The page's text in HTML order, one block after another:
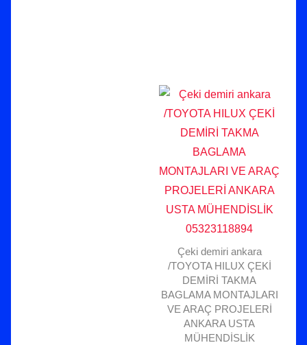
Çeki demiri ankara
/TOYOTA HILUX ÇEKİ
DEMİRİ TAKMA
BAGLAMA MONTAJLARI
VE ARAÇ PROJELERİ
ANKARA USTA
MÜHENDİSLİK